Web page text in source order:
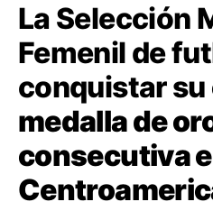
La Selección
Femenil de
conquistar su
medalla de
consecutiva